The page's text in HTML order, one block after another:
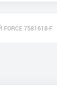
7581618-F